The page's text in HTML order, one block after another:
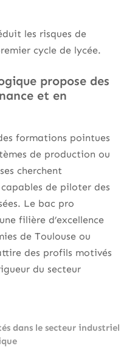
les risques de
cycle de lycée.
propose des
et en
formations pointues
de production ou
cherchent
de piloter des
Le bac pro
filière d’excellence
de Toulouse ou
des profils motivés
du secteur
dans le secteur industriel